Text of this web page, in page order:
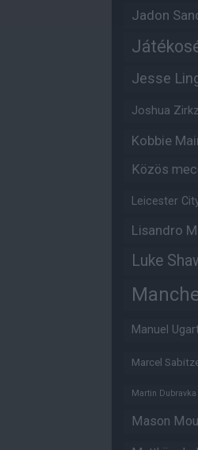
Jadon
Jesse
Joshua
Kobbie
Közös
Leicester
Lisandro
Luke
Manuel
Marcel
Martin Dubravka
Mason